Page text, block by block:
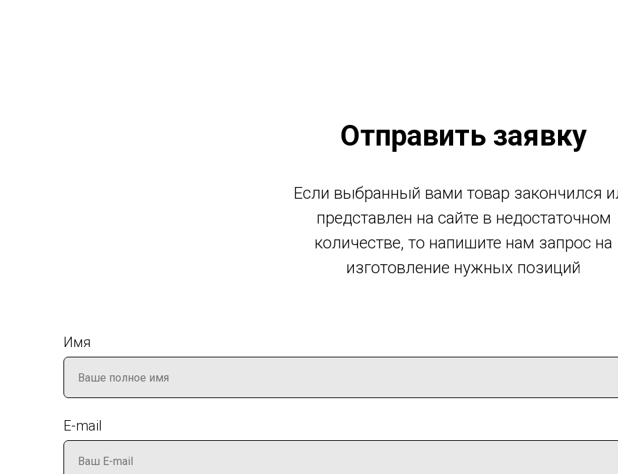
Отправить заявку
Если выбранный вами товар закончился
представлен на сайте в недостаточном
количестве, то напишите нам запрос на
изготовление нужных позиций
Имя
E-mail